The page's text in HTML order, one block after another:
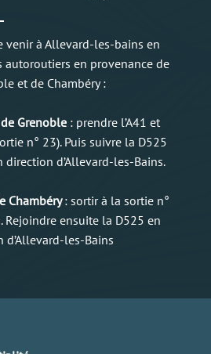
venir à Allevard-les-bains en
autoroutiers en provenance de
et de Chambéry :
Grenoble : prendre l’A41 et
n° 23). Puis suivre la D525
d’Allevard-les-Bains.
Chambéry: sortir à la sortie n°
Rejoindre ensuite la D525 en
d’Allevard-les-Bains